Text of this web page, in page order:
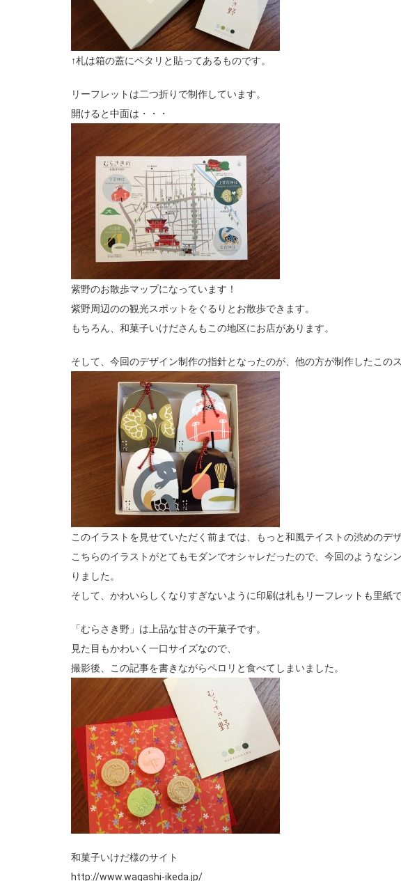
↑札は箱の蓋にペタリと貼ってあるものです。
リーフレットは二つ折りで制作しています。
開けると中面は・・・
紫野のお散歩マップになっています！
紫野周辺のの観光スポットをぐるりとお散歩できます。
もちろん、和菓子いけださんもこの地区にお店があります。
そして、今回のデザイン制作の指針となったのが、他の方が制作したこの
このイラストを見せていただく前までは、もっと和風テイストの渋めのデ
こちらのイラストがとてもモダンでオシャレだったので、今回のような
りました。
そして、かわいらしくなりすぎないように印刷は札もリーフレットも里紙
「むらさき野」は上品な甘さの干菓子です。
見た目もかわいく一口サイズなので、
撮影後、この記事を書きながらペロリと食べてしまいました。
和菓子いけだ様のサイト
http://www.wagashi-ikeda.jp/